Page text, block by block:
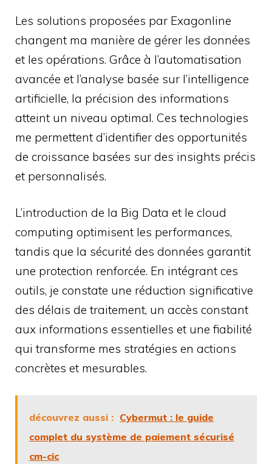
Les solutions proposées par Exagonline
changent ma manière de gérer les données
et les opérations. Grâce à l’automatisation
avancée et l’analyse basée sur l’intelligence
artificielle, la précision des informations
atteint un niveau optimal. Ces technologies
me permettent d’identifier des opportunités
de croissance basées sur des insights précis
et personnalisés.
L’introduction de la Big Data et le cloud
computing optimisent les performances,
tandis que la sécurité des données garantit
une protection renforcée. En intégrant ces
outils, je constate une réduction significative
des délais de traitement, un accès constant
aux informations essentielles et une fiabilité
qui transforme mes stratégies en actions
concrètes et mesurables.
découvrez aussi : Cybermut : le guide
complet du système de paiement sécurisé
cm-cic